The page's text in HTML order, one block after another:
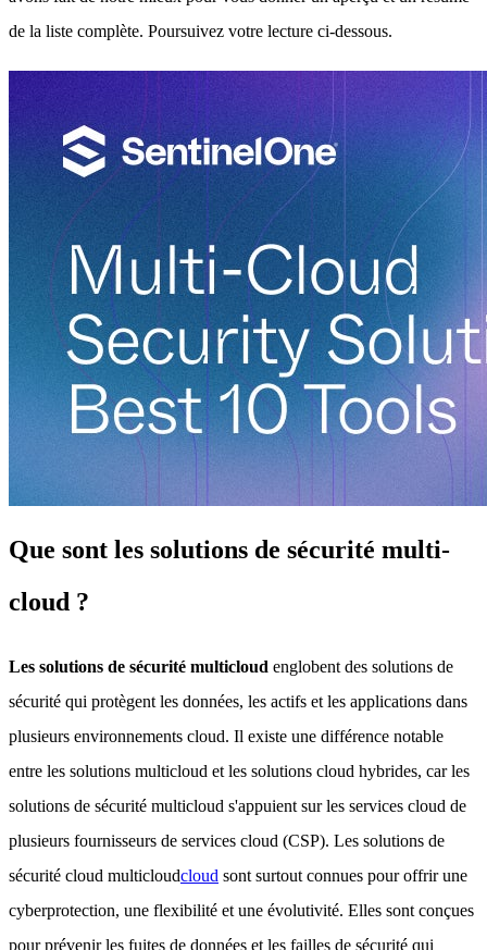
de la liste complète. Poursuivez votre lecture ci-dessous.
Que sont les solutions de sécurité multi-
cloud ?
Les solutions de sécurité multicloud englobent des solutions de
sécurité qui protègent les données, les actifs et les applications dans
plusieurs environnements cloud. Il existe une différence notable
entre les solutions multicloud et les solutions cloud hybrides, car les
solutions de sécurité multicloud s'appuient sur les services cloud de
plusieurs fournisseurs de services cloud (CSP). Les solutions de
sécurité cloud multicloudcloud sont surtout connues pour offrir une
cyberprotection, une flexibilité et une évolutivité. Elles sont conçues
pour prévenir les fuites de données et les failles de sécurité qui